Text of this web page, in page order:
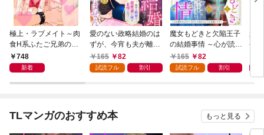
極上・ラブメイト～肉
食H系ふたご兄弟のお
気にいり～
748
新着
愛のない政略結婚のは
ずが、今宵も夫が離し
てくれません～無骨な
将軍は最愛妻に滾る恋
165 82
試読フル 割引
魔女もどきと欠陥王子
の結婚事情 ～心が読め
ちゃうので、あなたの
本心なんてお見通しで
165 82
試読フル 割引
婚
や
た
TLマンガのおすすめ本 もっと見る